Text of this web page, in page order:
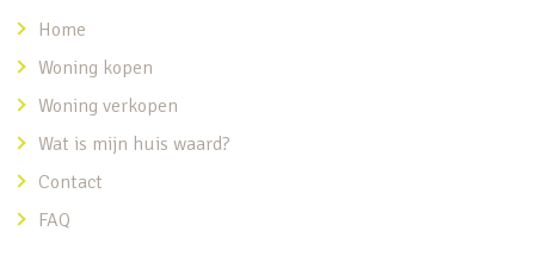
Home
Woning kopen
Woning verkopen
Wat is mijn huis waard?
Contact
FAQ